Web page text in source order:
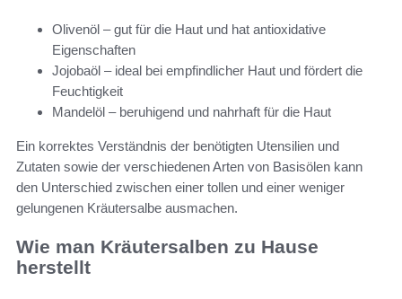
Olivenöl – gut für die Haut und hat antioxidative
Eigenschaften
Jojobaöl – ideal bei empfindlicher Haut und fördert die
Feuchtigkeit
Mandelöl – beruhigend und nahrhaft für die Haut
Ein korrektes Verständnis der benötigten Utensilien und
Zutaten sowie der verschiedenen Arten von Basisölen kann
den Unterschied zwischen einer tollen und einer weniger
gelungenen Kräutersalbe ausmachen.
Wie man Kräutersalben zu Hause
herstellt